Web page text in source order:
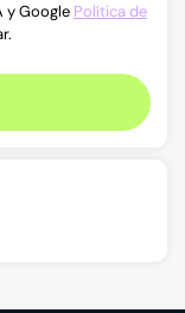
y Google Política de